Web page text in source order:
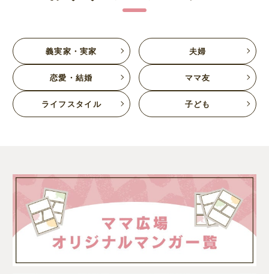
義実家・実家 夫婦
恋愛・結婚 ママ友
ライフスタイル 子ども